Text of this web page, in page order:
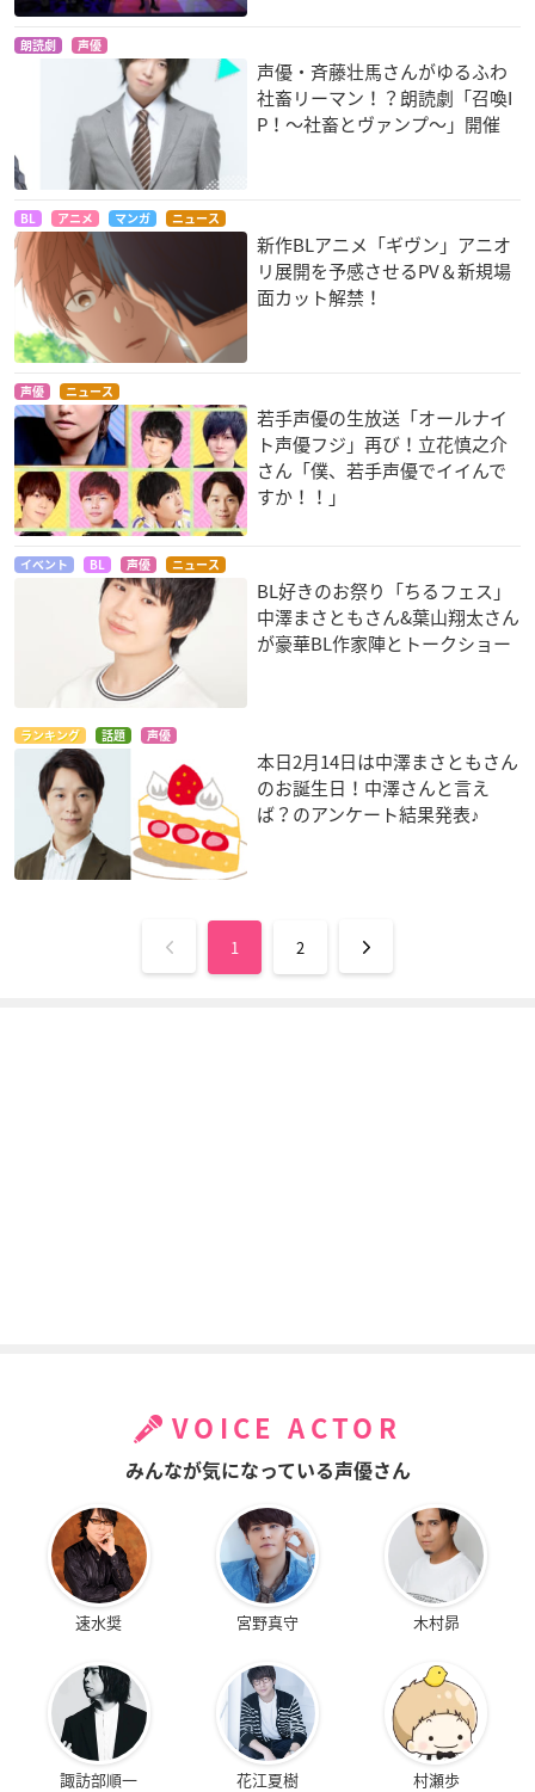
朗読劇 声優
声優・斉藤壮馬さんがゆるふわ
社畜リーマン！？朗読劇「召喚I
P！〜社畜とヴァンプ〜」開催
BL アニメ マンガ ニュース
新作BLアニメ「ギヴン」アニオ
リ展開を予感させるPV＆新規場
面カット解禁！
声優 ニュース
若手声優の生放送「オールナイ
ト声優フジ」再び！立花慎之介
さん「僕、若手声優でイイんで
すか！！」
イベント BL 声優 ニュース
BL好きのお祭り「ちるフェス」
中澤まさともさん&葉山翔太さん
が豪華BL作家陣とトークショー
ランキング 話題 声優
本日2月14日は中澤まさともさん
のお誕生日！中澤さんと言え
ば？のアンケート結果発表♪
1 2
VOICE ACTOR
みんなが気になっている声優さん
速水奨 宮野真守 木村昴
諏訪部順一 花江夏樹 村瀬歩